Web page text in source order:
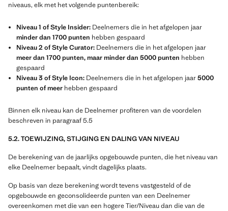
niveaus, elk met het volgende puntenbereik:
Niveau 1 of Style Insider: Deelnemers die in het afgelopen jaar
minder dan 1700 punten hebben gespaard
Niveau 2 of Style Curator: Deelnemers die in het afgelopen jaar
meer dan 1700 punten, maar minder dan 5000 punten hebben
gespaard
Niveau 3 of Style Icon: Deelnemers die in het afgelopen jaar5000
punten of meer hebben gespaard
Binnen elk niveau kan de Deelnemer profiteren van de voordelen
beschreven in paragraaf 5.5
5.2. TOEWIJZING, STIJGING EN DALING VAN NIVEAU
De berekening van de jaarlijks opgebouwde punten, die het niveau van
elke Deelnemer bepaalt, vindt dagelijks plaats.
Op basis van deze berekening wordt tevens vastgesteld of de
opgebouwde en geconsolideerde punten van een Deelnemer
overeenkomen met die van een hogere Tier/Niveau dan die van de